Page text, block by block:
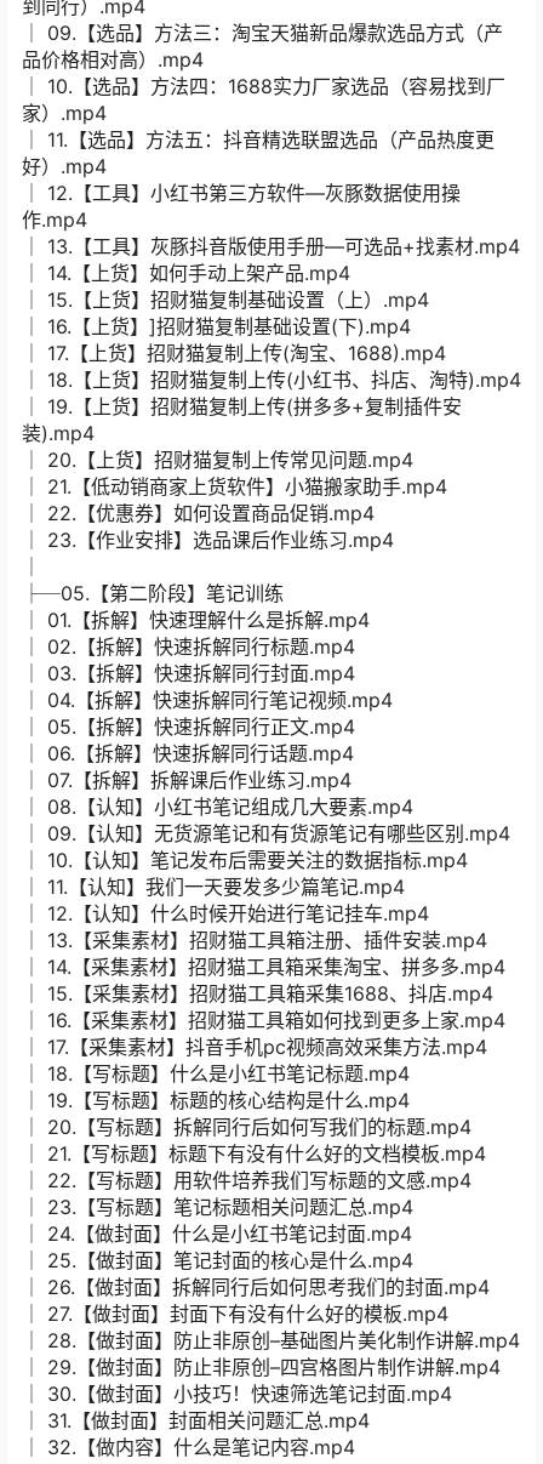
到同行）.mp4
│ 09.【选品】方法三：淘宝天猫新品爆款选品方式（产
品价格相对高）.mp4
│ 10.【选品】方法四：1688实力厂家选品（容易找到厂
家）.mp4
│ 11.【选品】方法五：抖音精选联盟选品（产品热度更
好）.mp4
│ 12.【工具】小红书第三方软件—灰豚数据使用操
作.mp4
│ 13.【工具】灰豚抖音版使用手册—可选品+找素材.mp4
│ 14.【上货】如何手动上架产品.mp4
│ 15.【上货】招财猫复制基础设置（上）.mp4
│ 16.【上货】]招财猫复制基础设置(下).mp4
│ 17.【上货】招财猫复制上传(淘宝、1688).mp4
│ 18.【上货】招财猫复制上传(小红书、抖店、淘特).mp4
│ 19.【上货】招财猫复制上传(拼多多+复制插件安
装).mp4
│ 20.【上货】招财猫复制上传常见问题.mp4
│ 21.【低动销商家上货软件】小猫搬家助手.mp4
│ 22.【优惠券】如何设置商品促销.mp4
│ 23.【作业安排】选品课后作业练习.mp4
├─05.【第二阶段】笔记训练
│ 01.【拆解】快速理解什么是拆解.mp4
│ 02.【拆解】快速拆解同行标题.mp4
│ 03.【拆解】快速拆解同行封面.mp4
│ 04.【拆解】快速拆解同行笔记视频.mp4
│ 05.【拆解】快速拆解同行正文.mp4
│ 06.【拆解】快速拆解同行话题.mp4
│ 07.【拆解】拆解课后作业练习.mp4
│ 08.【认知】小红书笔记组成几大要素.mp4
│ 09.【认知】无货源笔记和有货源笔记有哪些区别.mp4
│ 10.【认知】笔记发布后需要关注的数据指标.mp4
│ 11.【认知】我们一天要发多少篇笔记.mp4
│ 12.【认知】什么时候开始进行笔记挂车.mp4
│ 13.【采集素材】招财猫工具箱注册、插件安装.mp4
│ 14.【采集素材】招财猫工具箱采集淘宝、拼多多.mp4
│ 15.【采集素材】招财猫工具箱采集1688、抖店.mp4
│ 16.【采集素材】招财猫工具箱如何找到更多上家.mp4
│ 17.【采集素材】抖音手机pc视频高效采集方法.mp4
│ 18.【写标题】什么是小红书笔记标题.mp4
│ 19.【写标题】标题的核心结构是什么.mp4
│ 20.【写标题】拆解同行后如何写我们的标题.mp4
│ 21.【写标题】标题下有没有什么好的文档模板.mp4
│ 22.【写标题】用软件培养我们写标题的文感.mp4
│ 23.【写标题】笔记标题相关问题汇总.mp4
│ 24.【做封面】什么是小红书笔记封面.mp4
│ 25.【做封面】笔记封面的核心是什么.mp4
│ 26.【做封面】拆解同行后如何思考我们的封面.mp4
│ 27.【做封面】封面下有没有什么好的模板.mp4
│ 28.【做封面】防止非原创–基础图片美化制作讲解.mp4
│ 29.【做封面】防止非原创–四宫格图片制作讲解.mp4
│ 30.【做封面】小技巧！快速筛选笔记封面.mp4
│ 31.【做封面】封面相关问题汇总.mp4
│ 32.【做内容】什么是笔记内容.mp4